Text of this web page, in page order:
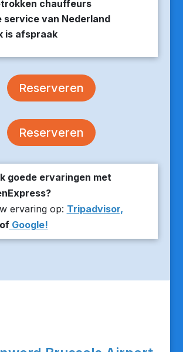
chauffeurs
service van Nederland
is afspraak
Reserveren
Reserveren
goede ervaringen met
ervaring op: Tripadvisor,
ofGoogle!